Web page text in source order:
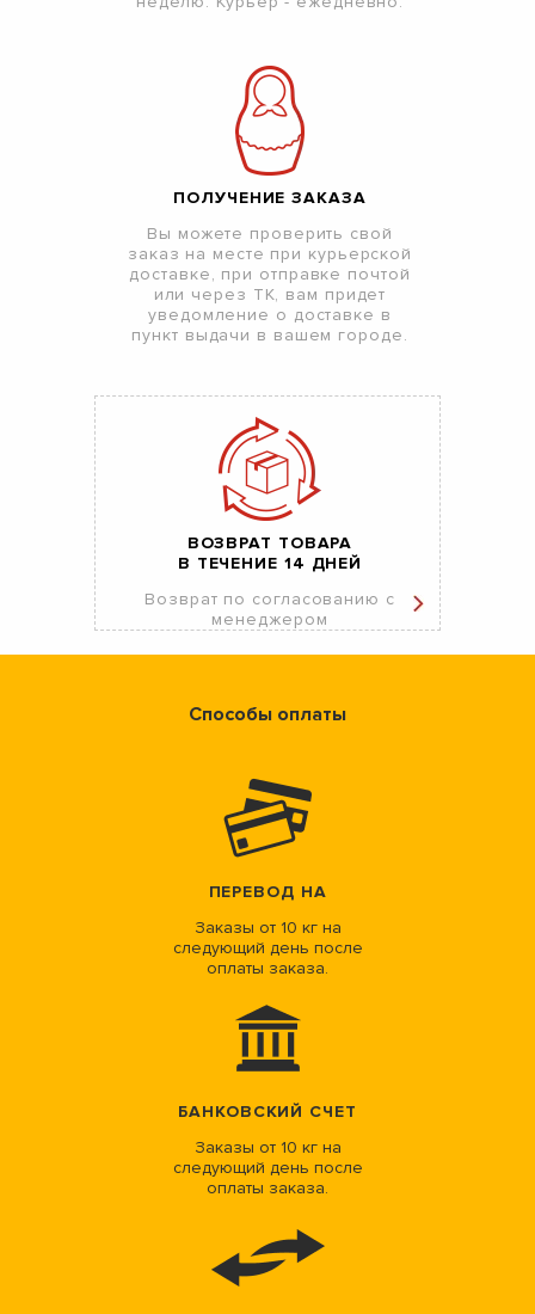
ПОЛУЧЕНИЕ ЗАКАЗА
Вы можете проверить свой
заказ на месте при курьерской
доставке, при отправке почтой
или через ТК, вам придет
уведомление о доставке в
пункт выдачи в вашем городе.
ВОЗВРАТ ТОВАРА
В ТЕЧЕНИЕ 14 ДНЕЙ
Возврат по согласованию с
менеджером
Способы оплаты
ПЕРЕВОД НА
Заказы от 10 кг на
следующий день после
оплаты заказа.
БАНКОВСКИЙ СЧЕТ
Заказы от 10 кг на
следующий день после
оплаты заказа.